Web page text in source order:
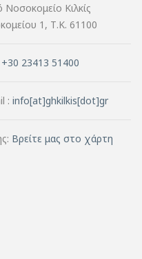
Νοσοκομείο Κιλκίς
1, Τ.Κ. 61100
+30 23413 51400
: info[at]ghkilkis[dot]gr
Βρείτε μας στο χάρτη